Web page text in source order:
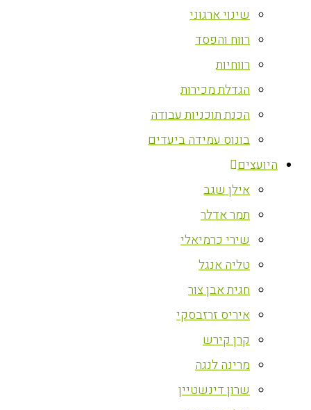
שינוי ארגוני
רווח והפסד
רווחיות
הגדלת מכירות
הכנת תוכניות עבודה
בונוס עמידה ביעדים
היועצים
אילן שגב
תמר אדלר
שירי כרמיאלי
טליה אנגל
חגית אבן צור
איריס זרזבסקי
קרן קירש
מרינה לנגה
שרון דינשטיין